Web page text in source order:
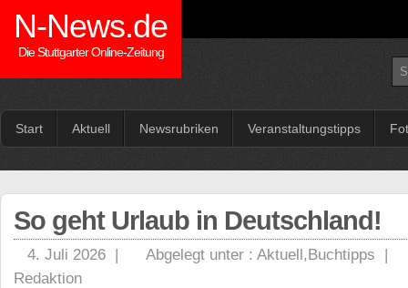
N-News.de
Die Stuttgarter Online-Zeitung
Start Aktuell Newsrubriken Veranstaltungstipps
So geht Urlaub in Deutschland!
4. Juli 2026 | Abgelegt unter : Aktuell,Buchtipps |
Redaktion